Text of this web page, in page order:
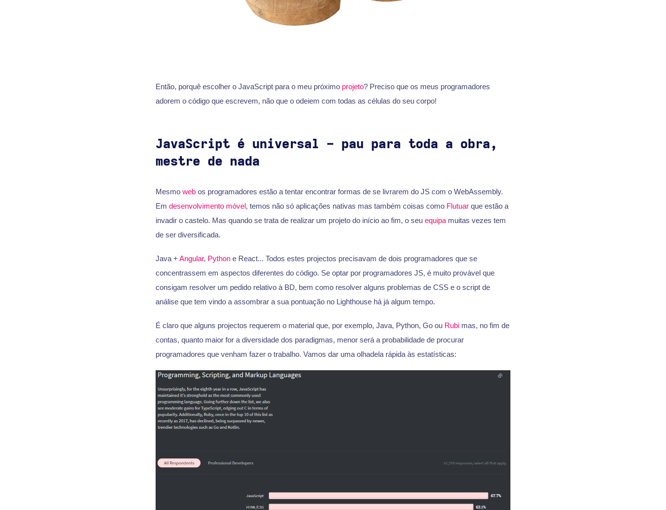
Então, porquê escolher o JavaScript para o meu próximo projeto? Preciso que os meus programadores
adorem o código que escrevem, não que o odeiem com todas as células do seu corpo!
JavaScript é universal - pau para toda a obra,
mestre de nada
Mesmo webos programadores estão a tentar encontrar formas de se livrarem do JS com o WebAssembly.
Em desenvolvimento móvel, temos não só aplicações nativas mas também coisas como Flutuarque estão a
invadir o castelo. Mas quando se trata de realizar um projeto do início ao fim, o seu equipamuitas vezes tem
de ser diversificada.
Java + Angular, Pythone React... Todos estes projectos precisavam de dois programadores que se
concentrassem em aspectos diferentes do código. Se optar por programadores JS, é muito provável que
consigam resolver um pedido relativo à BD, bem como resolver alguns problemas de CSS e o script de
análise que tem vindo a assombrar a sua pontuação no Lighthouse há já algum tempo.
É claro que alguns projectos requerem o material que, por exemplo, Java, Python, Go ou Rubimas, no fim de
contas, quanto maior for a diversidade dos paradigmas, menor será a probabilidade de procurar
programadores que venham fazer o trabalho. Vamos dar uma olhadela rápida às estatísticas: